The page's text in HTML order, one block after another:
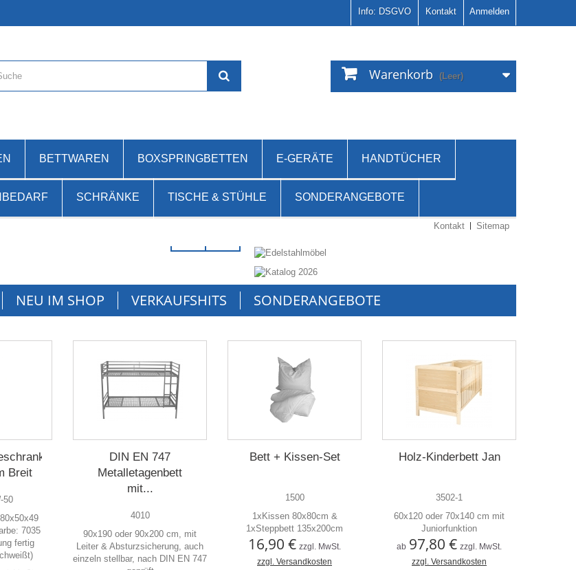
Anmelden
Kontakt
Info: DSGVO
Warenkorb (Leer)
BETTWAREN BOXSPRINGBETTEN E-GERÄTE HANDTÜCHER
SCHRÄNKE TISCHE & STÜHLE SONDERANGEBOTE
Kontakt Sitemap
Komplettregal
MultiPlus 85
NEU IM SHOP VERKAUFSHITS SONDERANGEBOTE
Breit
50
7035
fertig
DIN EN 747
Metalletagenbett
mit...
4010
90x190 oder 90x200 cm, mit
Leiter & Absturzsicherung, auch
einzeln stellbar, nach DIN EN 747
Bett + Kissen-Set
1500
1xKissen 80x80cm &
1xSteppbett 135x200cm
16,90 € zzgl. MwSt.
zzgl. Versandkosten
Holz-Kinderbett Jan
3502-1
60x120 oder 70x140 cm mit
Juniorfunktion
ab 97,80 € zzgl. MwSt.
zzgl. Versandkosten